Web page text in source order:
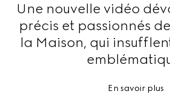
Une nouvelle vidéo
précis et passionnés
la Maison, qui
En savoir plus